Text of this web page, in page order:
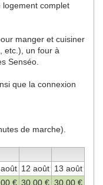
logement complet
manger et cuisiner
etc.), un four à
Senséo.
que la connexion
de marche).
12 août 13 août
€ 30,00 € 30,00€